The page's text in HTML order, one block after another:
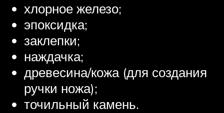
хлорное железо;
эпоксидка;
заклепки;
наждачка;
древесина/кожа (для создания
ручки ножа);
точильный камень.